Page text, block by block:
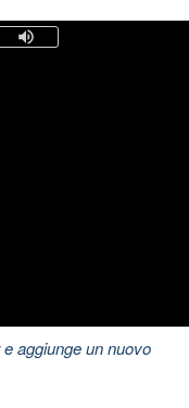
aggiunge un nuovo